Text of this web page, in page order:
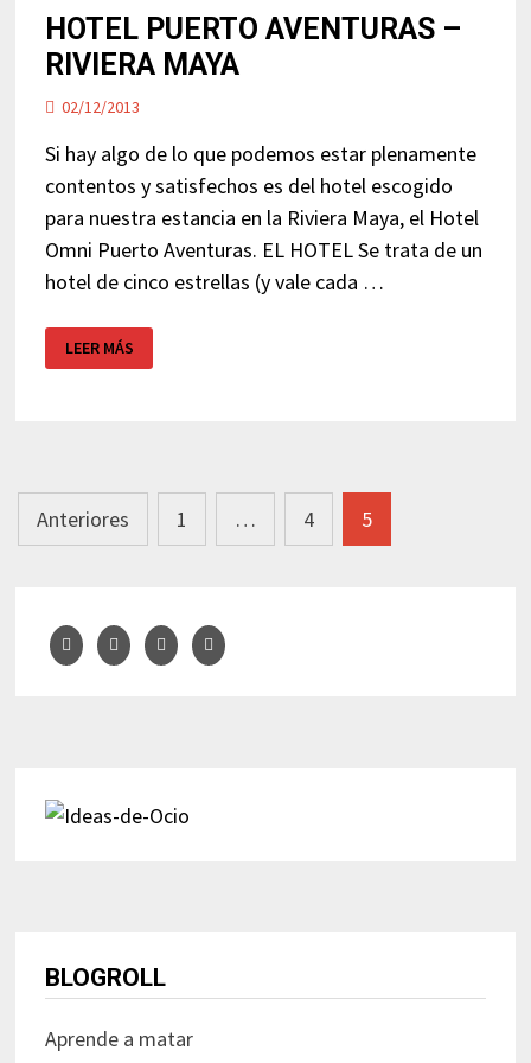
HOTEL PUERTO AVENTURAS –
RIVIERA MAYA
02/12/2013
Si hay algo de lo que podemos estar plenamente
contentos y satisfechos es del hotel escogido
para nuestra estancia en la Riviera Maya, el Hotel
Omni Puerto Aventuras. EL HOTEL Se trata de un
hotel de cinco estrellas (y vale cada …
PUERTO
AVENTURAS
LEER MÁS
Navegación
de
Anteriores 1 … 4 5
BLOGROLL
Aprende a matar